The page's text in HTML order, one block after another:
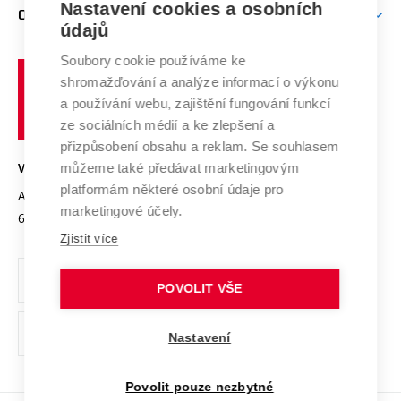
E-přihláška
Doktorské studium
Podpora podnikání
Mezinárodní vědecká rada
Systém zajišťování kvality výzkumu
Výzkumné infrastruktury
Transfer znalostí
Open Science
Projekty
Projekty ze strukturálních fondů
Specifický výzkum
Zahraniční spolupráce
Spolupráce se školami
Mezinárodní dohody
Univerzitní sítě
O UNIVERZITĚ
Profil univerzity
Udržitelná univerzita
Podnikavá univerzita / ContriBUTe
Bezpečná univerzita
Vyznamenání
Organizační struktura
Ochrana osobních údajů
odkaz)
učení
technické
Brně
VYSOKÉ UČENÍ TECHNICKÉ V BRNĚ
Antonínská 548/1
602 00 Brno
www.vut.cz
vut@vutbr.cz
Nastavení cookies a osobních
údajů
Soubory cookie používáme ke
shromažďování a analýze informací o výkonu
a používání webu, zajištění fungování funkcí
ze sociálních médií a ke zlepšení a
přizpůsobení obsahu a reklam. Se souhlasem
můžeme také předávat marketingovým
platformám některé osobní údaje pro
marketingové účely.
Zjistit více
POVOLIT VŠE
Nastavení
Povolit pouze nezbytné